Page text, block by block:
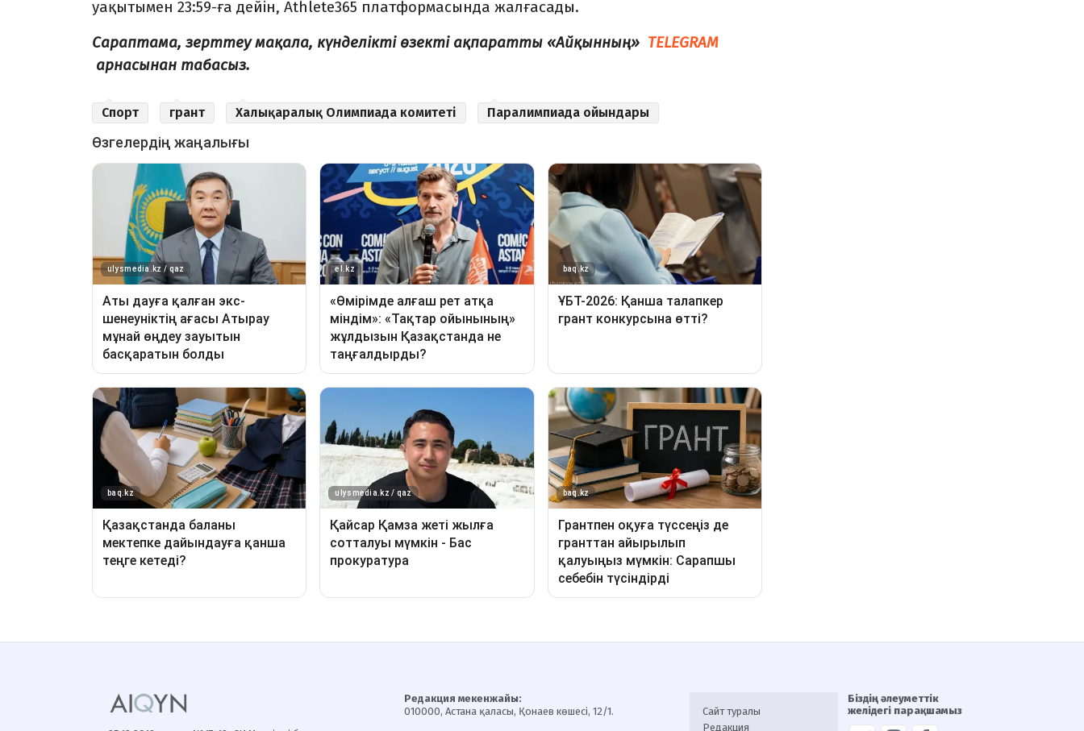
уақытымен 23:59-ға дейін, Athlete365 платформасында жалғасады.
Сараптама, зерттеу мақала, күнделікті өзекті ақпаратты «Айқынның» TELEGRAM
арнасынан табасыз.
Спорт грант Халықаралық Олимпиада комитеті Паралимпиада ойын­дары
Редакция мекенжайы:
010000, Астана қаласы, Қонаев көшесі, 12/1.
Сайт туралы
Редакция
Біздің әлеуметтік
желідегі парақшамыз